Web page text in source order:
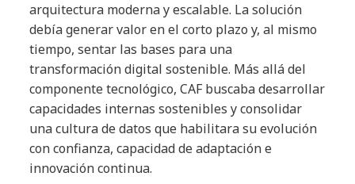
arquitectura moderna y escalable. La solución
debía generar valor en el corto plazo y, al mismo
tiempo, sentar las bases para una
transformación digital sostenible. Más allá del
componente tecnológico, CAF buscaba desarrollar
capacidades internas sostenibles y consolidar
una cultura de datos que habilitara su evolución
con confianza, capacidad de adaptación e
innovación continua.